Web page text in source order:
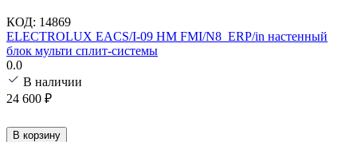
КОД: 14869
ELECTROLUX EACS/I-09 HM FMI/N8_ERP/in настенный
блок мульти сплит-системы
0.0
В наличии
24 600 ₽
В корзину